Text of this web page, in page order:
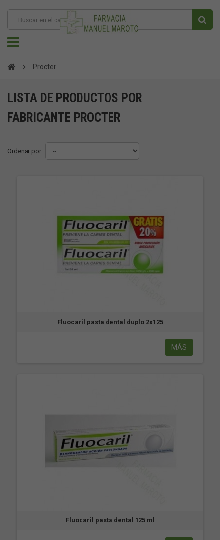
Procter
LISTA DE PRODUCTOS POR
FABRICANTE PROCTER
Ordenar por
Fluocaril pasta dental duplo 2x125
MÁS
Fluocaril pasta dental 125 ml